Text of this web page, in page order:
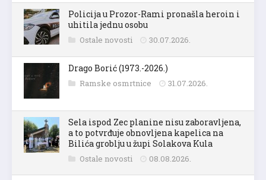
Policija u Prozor-Rami pronašla heroin i
uhitila jednu osobu
Ostale novosti 30.07.2026.
Drago Borić (1973.-2026.)
Ramske osmrtnice 31.07.2026.
Sela ispod Zec planine nisu zaboravljena,
a to potvrđuje obnovljena kapelica na
Bilića groblju u župi Solakova Kula
Ostale novosti 08.08.2026.